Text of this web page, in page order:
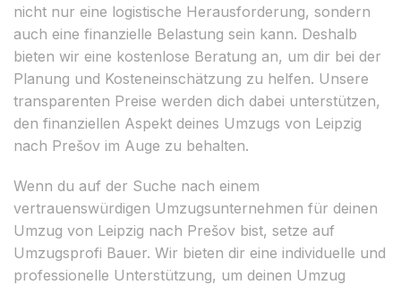
nicht nur eine logistische Herausforderung, sondern
auch eine finanzielle Belastung sein kann. Deshalb
bieten wir eine kostenlose Beratung an, um dir bei der
Planung und Kosteneinschätzung zu helfen. Unsere
transparenten Preise werden dich dabei unterstützen,
den finanziellen Aspekt deines Umzugs von Leipzig
nach Prešov im Auge zu behalten.
Wenn du auf der Suche nach einem
vertrauenswürdigen Umzugsunternehmen für deinen
Umzug von Leipzig nach Prešov bist, setze auf
Umzugsprofi Bauer. Wir bieten dir eine individuelle und
professionelle Unterstützung, um deinen Umzug